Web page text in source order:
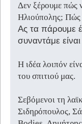
Δεν ξέρουμε πώς
Ηλιούπολης; Πώς
Ας τα πάρουμε
συναντάμε
Η ιδέα λοιπόν
του σπιτιού μας.
Σεβόμενοι τη
Σιδηρόπουλος,